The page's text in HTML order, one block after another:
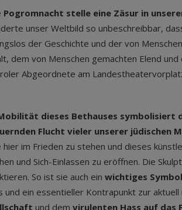
Pogromnacht stelle eine Zäsur in
unser Weltbild so unbeschreibbar,
der Geschichte und der von
dem von Menschen gemachten Elend
Abgeordnete am
dieses Bethauses symbolisiert
Flucht vieler unserer jüdischen
hier im Frieden zu stehen und dieses
und Sich-Einlassen zu eröffnen. Die
So ist sie auch ein wichtiges
und ein essentieller Kontrapunkt zur
und dem virulenten Hass auf das